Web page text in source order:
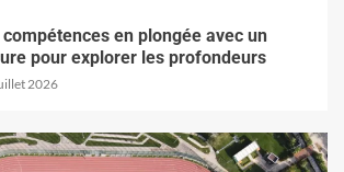
en plongée avec un
pour explorer les profondeurs
2026